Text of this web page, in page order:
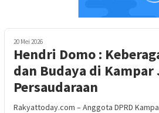
20 Mei 2026
Hendri Domo :
dan Budaya di
Persaudaraan
Rakyattoday.com – Anggota DPRD